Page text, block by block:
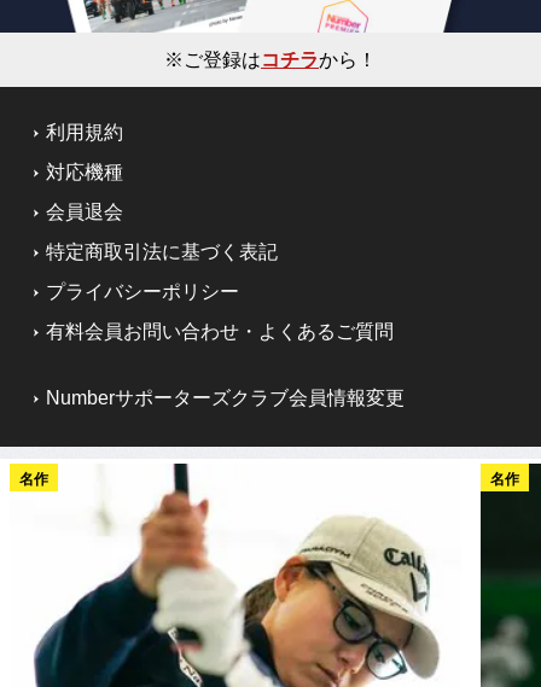
※ご登録はコチラから！
利用規約
対応機種
会員退会
特定商取引法に基づく表記
プライバシーポリシー
有料会員お問い合わせ・よくあるご質問
Numberサポーターズクラブ会員情報変更
名作 名作